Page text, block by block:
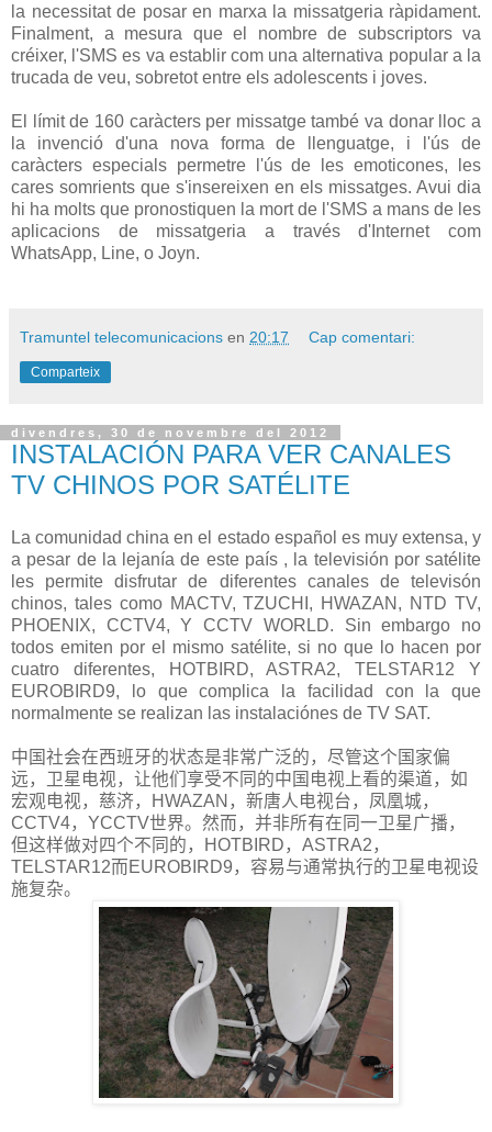
la necessitat de posar en marxa la missatgeria ràpidament.
Finalment, a mesura que el nombre de subscriptors va
créixer, l'SMS es va establir com una alternativa popular a la
trucada de veu, sobretot entre els adolescents i joves.
El límit de 160 caràcters per missatge també va donar lloc a
la invenció
d'una nova forma de llenguatge, i l'ús
de
caràcters especials permetre l'ús de les emoticones,
les
cares somrients que s'insereixen en els missatges. Avui dia
hi ha molts que pronostiquen la mort de l'SMS a mans de les
aplicacions
de missatgeria a través d'Internet
com
WhatsApp, Line, o Joyn.
Tramuntel telecomunicacions en 20:17 Cap comentari:
Comparteix
divendres, 30 de novembre del 2012
INSTALACIÓN PARA VER CANALES
TV CHINOS POR SATÉLITE
La comunidad china en el estado español es muy extensa, y
a pesar de la lejanía de este país , la televisión por satélite
les permite disfrutar de diferentes canales de televisón
chinos, tales como MACTV, TZUCHI, HWAZAN, NTD TV,
PHOENIX, CCTV4, Y CCTV WORLD. Sin embargo no
todos emiten por el mismo satélite, si no que lo hacen por
cuatro diferentes, HOTBIRD, ASTRA2, TELSTAR12 Y
EUROBIRD9, lo que complica la facilidad con la que
normalmente se realizan las instalaciónes de TV SAT.
中国社会在西班牙的状态是非常广泛的，尽管这个国家偏
远，卫星电视，让他们享受不同的中国电视上看的渠道，如
宏观电视，慈济，HWAZAN，新唐人电视台，凤凰城，
CCTV4，YCCTV世界。然而，并非所有在同一卫星广播，
但这样做对四个不同的，HOTBIRD，ASTRA2，
TELSTAR12而EUROBIRD9，容易与通常执行的卫星电视设
施复杂。